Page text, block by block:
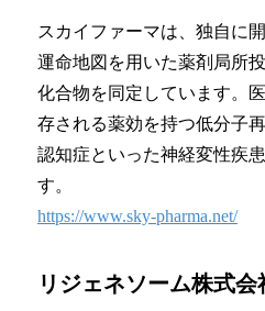
スカイファーマは、独自に
運命地図を用いた薬剤局所
化合物を同定しています。
存される薬効を持つ低分子
認知症といった神経変性疾
す。
https://www.sky-pharma.net/
リジェネソーム株式会